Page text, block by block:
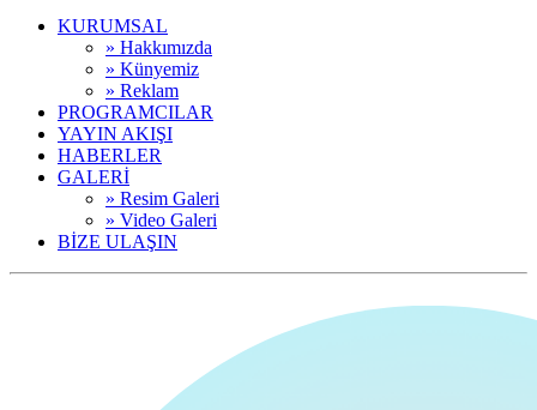
KURUMSAL
» Hakkımızda
» Künyemiz
» Reklam
PROGRAMCILAR
YAYIN AKIŞI
HABERLER
GALERİ
» Resim Galeri
» Video Galeri
BİZE ULAŞIN